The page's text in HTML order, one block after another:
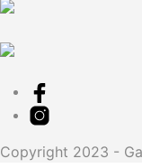
Copyright 2023 -